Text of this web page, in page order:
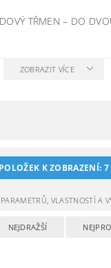
TŘMEN– DO
ZOBRAZIT VÍCE
POLOŽEK K ZOBRAZENÍ: 7
VLASTNOSTÍ A
NEJDRAŽŠÍ